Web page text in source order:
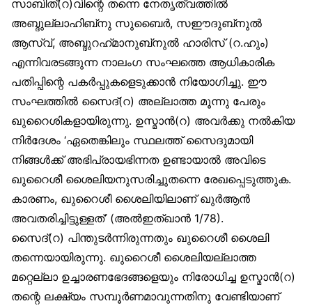
സാബിത്(റ)വിന്റെ തന്നെ നേതൃത്വത്തിൽ
അബ്ദുല്ലാഹിബ്‌നു സുബൈർ, സഈദുബ്‌നുൽ
ആസ്വ്, അബ്ദുറഹ്‌മാനുബ്‌നുൽ ഹാരിസ് (റ.ഹും)
എന്നിവരടങ്ങുന്ന നാലംഗ സംഘത്തെ ആധികാരിക
പതിപ്പിന്റെ പകർപ്പുകളെടുക്കാൻ നിയോഗിച്ചു. ഈ
സംഘത്തിൽ സൈദ്(റ) അല്ലാത്ത മൂന്നു പേരും
ഖുറൈശികളായിരുന്നു. ഉസ്മാൻ(റ) അവർക്കു നൽകിയ
നിർദേശം ‘ഏതെങ്കിലും സ്ഥലത്ത് സൈദുമായി
നിങ്ങൾക്ക് അഭിപ്രായഭിന്നത ഉണ്ടായാൽ അവിടെ
ഖുറൈശീ ശൈലിയനുസരിച്ചുതന്നെ രേഖപ്പെടുത്തുക.
കാരണം, ഖുറൈശീ ശൈലിയിലാണ് ഖുർആൻ
അവതരിച്ചിട്ടുള്ളത്’ (അൽഇത്ഖാൻ 1/78).
സൈദ്(റ) പിന്തുടർന്നിരുന്നതും ഖുറൈശീ ശൈലി
തന്നെയായിരുന്നു. ഖുറൈശീ ശൈലിയല്ലാത്ത
മറ്റെല്ലാ ഉച്ചാരണഭേദങ്ങളെയും നിരോധിച്ച ഉസ്മാൻ(റ)
തന്റെ ലക്ഷ്യം സമ്പൂർണമാവുന്നതിനു വേണ്ടിയാണ്